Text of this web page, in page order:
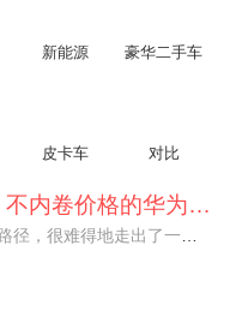
新能源 豪华二手车
皮卡车 对比
不要伤了余承东的心！不内卷价格的华为，弥足珍贵！